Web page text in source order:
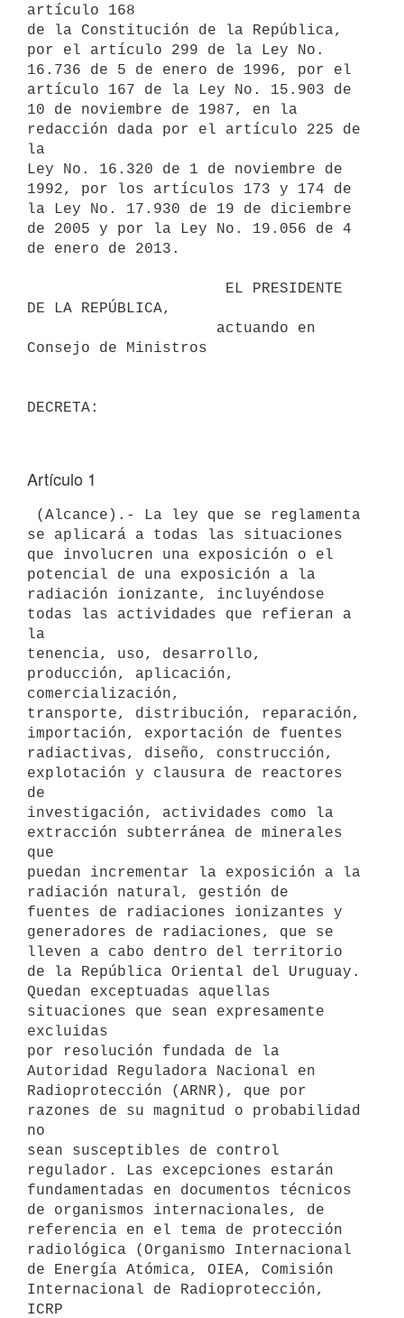
artículo 168
de la Constitución de la República,
por el artículo 299 de la Ley No.
16.736 de 5 de enero de 1996, por el
artículo 167 de la Ley No. 15.903 de
10 de noviembre de 1987, en la
redacción dada por el artículo 225 de
la
Ley No. 16.320 de 1 de noviembre de
1992, por los artículos 173 y 174 de
la Ley No. 17.930 de 19 de diciembre
de 2005 y por la Ley No. 19.056 de 4
de enero de 2013.
DE LA REPÚBLICA,
Consejo de Ministros
Artículo 1
se aplicará a todas las situaciones
que involucren una exposición o el
potencial de una exposición a la
radiación ionizante, incluyéndose
todas las actividades que refieran a
la
tenencia, uso, desarrollo,
producción, aplicación,
comercialización,
transporte, distribución, reparación,
importación, exportación de fuentes
radiactivas, diseño, construcción,
explotación y clausura de reactores
de
investigación, actividades como la
extracción subterránea de minerales
que
puedan incrementar la exposición a la
radiación natural, gestión de
fuentes de radiaciones ionizantes y
generadores de radiaciones, que se
lleven a cabo dentro del territorio
de la República Oriental del Uruguay.
Quedan exceptuadas aquellas
situaciones que sean expresamente
excluidas
por resolución fundada de la
Autoridad Reguladora Nacional en
Radioprotección (ARNR), que por
razones de su magnitud o probabilidad
no
sean susceptibles de control
regulador. Las excepciones estarán
fundamentadas en documentos técnicos
de organismos internacionales, de
referencia en el tema de protección
radiológica (Organismo Internacional
de Energía Atómica, OIEA, Comisión
Internacional de Radioprotección,
ICRP